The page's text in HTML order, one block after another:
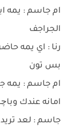
ام جاسم : يمه
الجراجف
رنا : اي يمه
بس تون
ام جاسم : يمه
امانه عندك
جاسم : لعد